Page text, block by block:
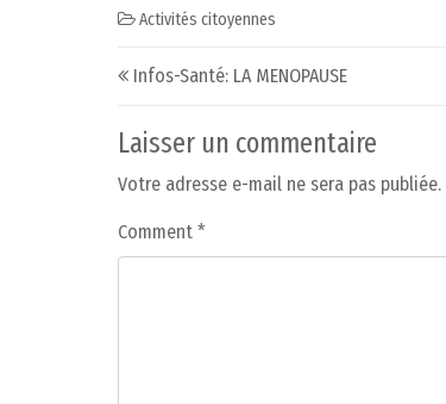
Activités citoyennes
Post navigation
Infos-Santé: LA MENOPAUSE
Laisser un commentaire
Votre adresse e-mail ne sera pas publiée.
Comment *